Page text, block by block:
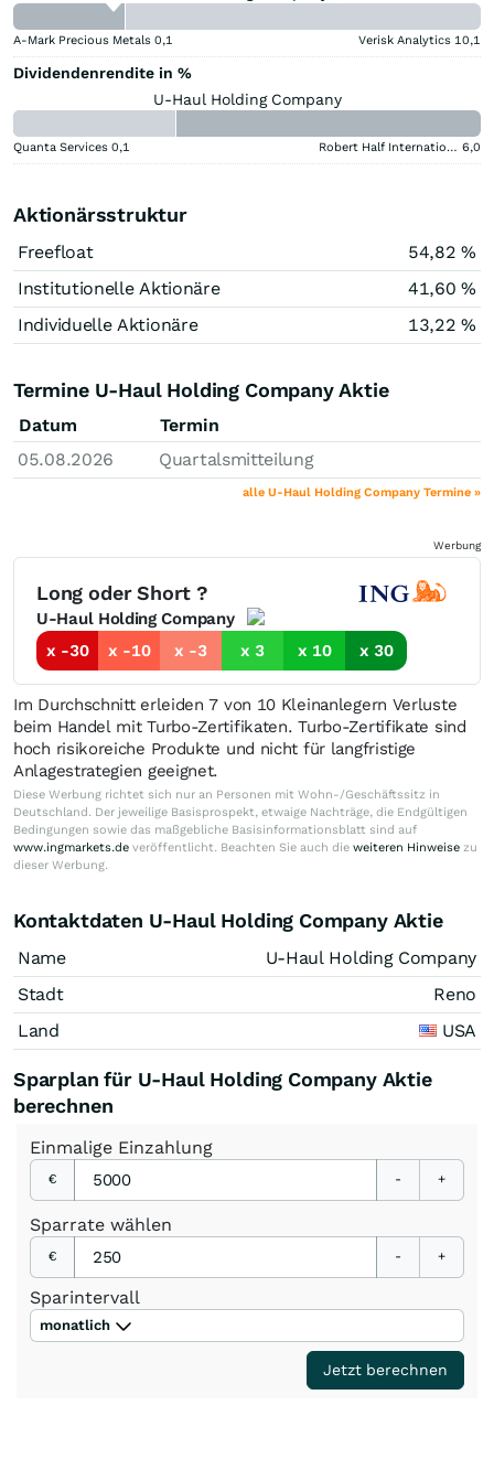
A-Mark Precious Metals 0,1 Verisk Analytics 10,1
Dividendenrendite in %
U-Haul Holding Company
Quanta Services 0,1 Robert Half International 6,0
Aktionärsstruktur
Freefloat
54,82 %
Institutionelle Aktionäre
41,60 %
Individuelle Aktionäre
13,22 %
Termine U-Haul Holding Company Aktie
Datum
Termin
05.08.2026
Quartalsmitteilung
alle U-Haul Holding Company Termine »
Werbung
Long oder Short ?
U-Haul Holding Company
x -30
x -10 x -3 x 3 x 10 x 30
Im Durchschnitt erleiden 7 von 10 Kleinanlegern Verluste
beim Handel mit Turbo-Zertifikaten. Turbo-Zertifikate sind
hoch risikoreiche Produkte und nicht für langfristige
Anlagestrategien geeignet.
Diese Werbung richtet sich nur an Personen mit Wohn-/Geschäftssitz in
Deutschland. Der jeweilige Basisprospekt, etwaige Nachträge, die Endgültigen
Bedingungen sowie das maßgebliche Basisinformationsblatt sind auf
www.ingmarkets.de veröffentlicht. Beachten Sie auch die weiteren Hinweise zu
dieser Werbung.
Kontaktdaten U-Haul Holding Company Aktie
Name
U-Haul Holding Company
Stadt
Reno
Land
USA
Sparplan für U-Haul Holding Company Aktie
berechnen
Einmalige Einzahlung
€ - +
Sparrate wählen
€ - +
Sparintervall
monatlich
Jetzt berechnen